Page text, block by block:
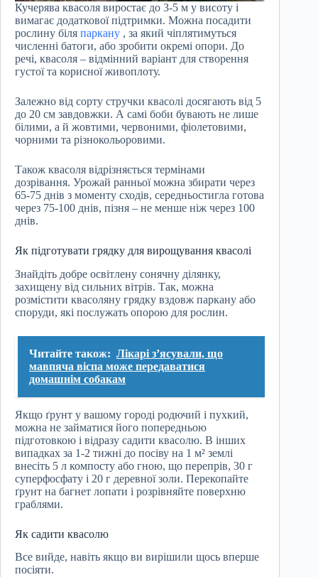
Кучерява квасоля виростає до 3-5 м у висоту і
вимагає додаткової підтримки. Можна посадити
рослину біля паркану , за який чіплятимуться
численні батоги, або зробити окремі опори. До
речі, квасоля – відмінний варіант для створення
густої та корисної живоплоту.
Залежно від сорту стручки квасолі досягають від 5
до 20 см завдовжки. А самі боби бувають не лише
білими, а й жовтими, червоними, фіолетовими,
чорними та різнокольоровими.
Також квасоля відрізняється термінами
дозрівання. Урожай ранньої можна збирати через
65-75 днів з моменту сходів, середньостигла готова
через 75-100 днів, пізня – не менше ніж через 100
днів.
Як підготувати грядку для вирощування квасолі
Знайдіть добре освітлену сонячну ділянку,
захищену від сильних вітрів. Так, можна
розмістити квасоляну грядку вздовж паркану або
споруди, які послужать опорою для рослин.
Читайте також: Лікарі зʼясували, що
мавпяча віспа може передаватися
домашнім собакам
Якщо ґрунт у вашому городі родючий і пухкий,
можна не займатися його попередньою
підготовкою і відразу садити квасолю. В інших
випадках за 1-2 тижні до посіву на 1 м² землі
внесіть 5 л компосту або гною, що перепрів, 30 г
суперфосфату і 20 г деревної золи. Перекопайте
ґрунт на багнет лопати і розрівняйте поверхню
граблями.
Як садити квасолю
Все вийде, навіть якщо ви вирішили щось вперше
посіяти.